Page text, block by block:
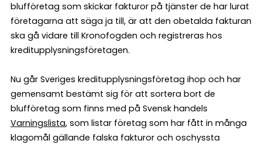
blufföretag som skickar fakturor på tjänster de har lurat
företagarna att säga ja till, är att den obetalda fakturan
ska gå vidare till Kronofogden och registreras hos
kreditupplysningsföretagen.
Nu går Sveriges kreditupplysningsföretag ihop och har
gemensamt bestämt sig för att sortera bort de
blufföretag som finns med på Svensk handels
Varningslista, som listar företag som har fått in många
klagomål gällande falska fakturor och oschyssta